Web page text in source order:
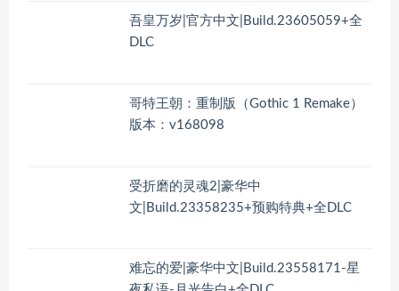
吾皇万岁|官方中文|Build.23605059+全
DLC
哥特王朝：重制版（Gothic 1 Remake）
版本：v168098
受折磨的灵魂2|豪华中
文|Build.23358235+预购特典+全DLC
难忘的爱|豪华中文|Build.23558171-星